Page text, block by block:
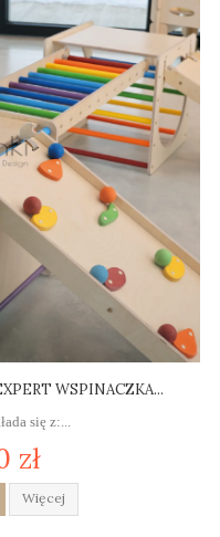
WSPINACZKA...
się z:...
zł
Więcej